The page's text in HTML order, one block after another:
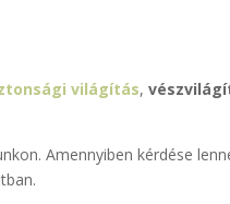
világítás,
Amennyiben kérdése